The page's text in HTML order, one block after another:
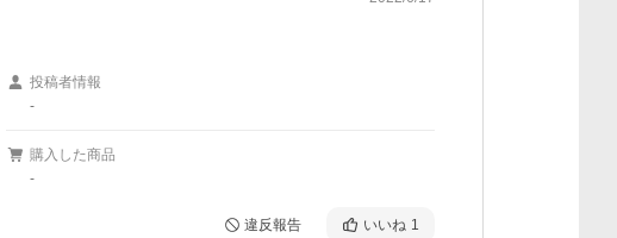
投稿者情報
-
購入した商品
-
違反報告 いいね 1